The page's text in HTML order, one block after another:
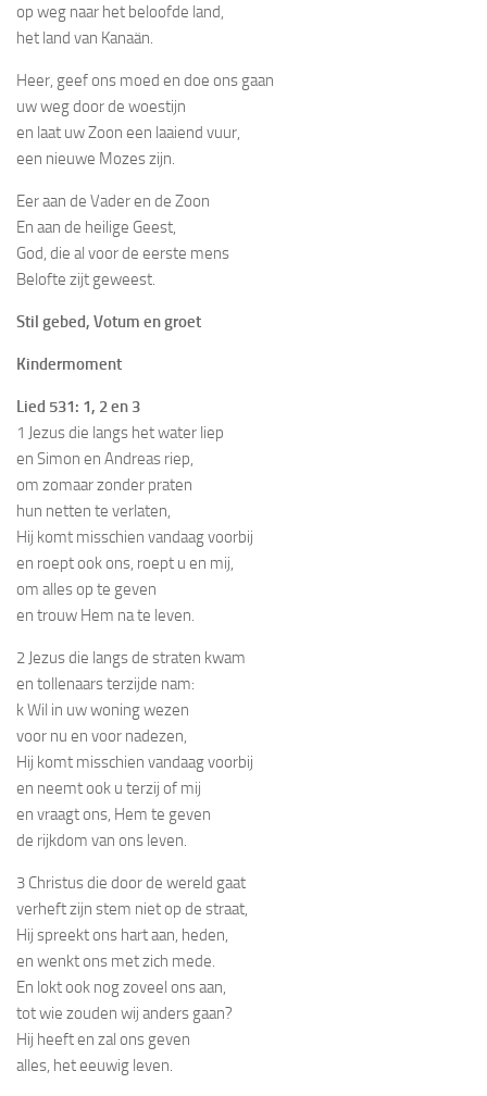
op weg naar het beloofde land,
het land van Kanaän.
Heer, geef ons moed en doe ons gaan
uw weg door de woestijn
en laat uw Zoon een laaiend vuur,
een nieuwe Mozes zijn.
Eer aan de Vader en de Zoon
En aan de heilige Geest,
God, die al voor de eerste mens
Belofte zijt geweest.
Stil gebed, Votum en groet
Kindermoment
Lied 531: 1, 2 en 3
1 Jezus die langs het water liep
en Simon en Andreas riep,
om zomaar zonder praten
hun netten te verlaten,
Hij komt misschien vandaag voorbij
en roept ook ons, roept u en mij,
om alles op te geven
en trouw Hem na te leven.
2 Jezus die langs de straten kwam
en tollenaars terzijde nam:
k Wil in uw woning wezen
voor nu en voor nadezen,
Hij komt misschien vandaag voorbij
en neemt ook u terzij of mij
en vraagt ons, Hem te geven
de rijkdom van ons leven.
3 Christus die door de wereld gaat
verheft zijn stem niet op de straat,
Hij spreekt ons hart aan, heden,
en wenkt ons met zich mede.
En lokt ook nog zoveel ons aan,
tot wie zouden wij anders gaan?
Hij heeft en zal ons geven
alles, het eeuwig leven.